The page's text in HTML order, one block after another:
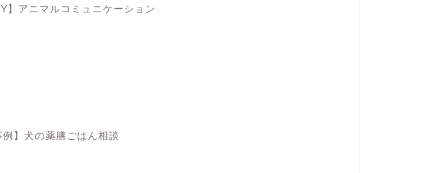
】アニマルコミュニケーション
例】犬の薬膳ごはん相談